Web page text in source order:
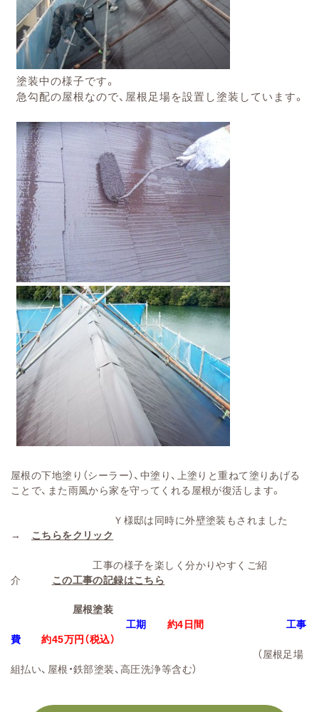
塗装中の様子です。
急勾配の屋根なので、屋根足場を設置し塗装しています。
屋根の下地塗り（シーラー）、中塗り、上塗りと重ねて塗りあげる
ことで、また雨風から家を守ってくれる屋根が復活します。
Ｙ様邸は同時に外壁塗装もされました
→ こちらをクリック
工事の様子を楽しく分かりやすくご紹
介 この工事の記録はこちら
屋根塗装
工期
約4日間
工事
費
約45万円（税込）
（屋根足場
組払い、屋根・鉄部塗装、高圧洗浄等含む）